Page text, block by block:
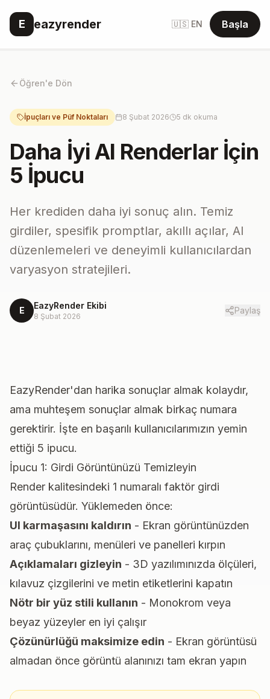
E eazyrender 🇺🇸 EN Başla
Öğren'e Dön
İpuçları ve Püf Noktaları 8 Şubat 2026 5 dk okuma
Daha İyi AI Renderlar İçin
5 İpucu
Her krediden daha iyi sonuç alın. Temiz
girdiler, spesifik promptlar, akıllı açılar, AI
düzenlemeleri ve deneyimli kullanıcılardan
varyasyon stratejileri.
E EazyRender Ekibi
8 Şubat 2026
Paylaş
EazyRender'dan harika sonuçlar almak kolaydır,
ama muhteşem sonuçlar almak birkaç numara
gerektirir. İşte en başarılı kullanıcılarımızın yemin
ettiği 5 ipucu.
İpucu 1: Girdi Görüntünüzü Temizleyin
Render kalitesindeki 1 numaralı faktör girdi
görüntüsüdür. Yüklemeden önce:
UI karmaşasını kaldırın - Ekran görüntünüzden
araç çubuklarını, menüleri ve panelleri kırpın
Açıklamaları gizleyin - 3D yazılımınızda ölçüleri,
kılavuz çizgilerini ve metin etiketlerini kapatın
Nötr bir yüz stili kullanın - Monokrom veya
beyaz yüzeyler en iyi çalışır
Çözünürlüğü maksimize edin - Ekran görüntüsü
almadan önce görüntü alanınızı tam ekran yapın